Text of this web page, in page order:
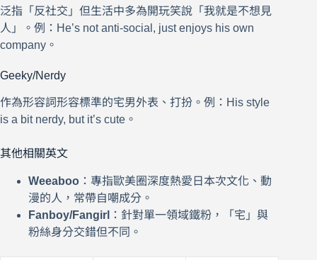
泛指「反社交」但生活中多為開玩笑說「我就是不想見
人」。例：He’s not anti-social, just enjoys his own
company。
Geeky/Nerdy
作為形容詞形容標準的宅男外表、打扮。例：His style
is a bit nerdy, but it’s cute。
其他相關英文
Weeaboo ：專指歐美圈深度熱愛日本次文化、動
漫的人，常帶自嘲成分。
Fanboy/Fangirl
：針對單一領域鐵粉，「宅」與
粉絲身分交錯但不同。